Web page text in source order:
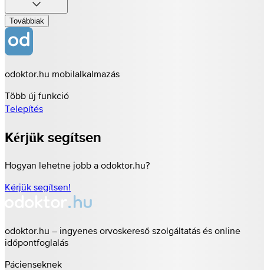
Továbbiak
odoktor.hu mobilalkalmazás
Több új funkció
Telepítés
Kérjük segítsen
Hogyan lehetne jobb a odoktor.hu?
Kérjük segítsen!
odoktor.hu – ingyenes orvoskereső szolgáltatás és online
időpontfoglalás
Pácienseknek